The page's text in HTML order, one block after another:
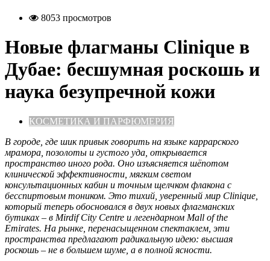
8053 просмотров
Новые флагманы Clinique в
Дубае: бесшумная роскошь и
наука безупречной кожи
КОСМЕТИКА И ПАРФЮМЕРИЯ
В городе, где шик привык говорить на языке каррарского
мрамора, позолоты и густого уда, открывается
пространство иного рода. Оно изъясняется шёпотом
клинической эффективности, мягким светом
консультационных кабин и точным щелчком флакона с
бесспиртовым тоником. Это тихий, уверенный мир Clinique,
который теперь обосновался в двух новых флагманских
бутиках – в Mirdif City Centre и легендарном Mall of the
Emirates. На рынке, перенасыщенном спектаклем, эти
пространства предлагают радикальную идею: высшая
роскошь – не в большем шуме, а в полной ясности.